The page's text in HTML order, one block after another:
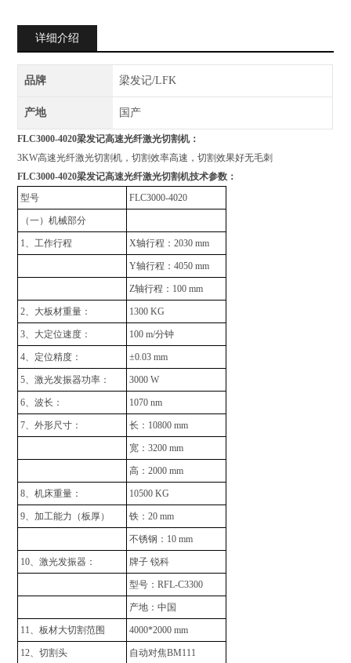
详细介绍
品牌 梁发记/LFK
产地 国产
FLC3000-4020梁发记高速光纤激光切割机：
3KW高速光纤激光切割机，切割效率高速，切割效果好无毛刺
FLC3000-4020梁发记高速光纤激光切割机技术参数：
型号
FLC3000-4020
（一）机械部分
1、工作行程 X轴行程：2030 mm
Y轴行程：4050 mm
Z轴行程：100 mm
2、大板材重量： 1300 KG
3、大定位速度： 100 m/分钟
4、定位精度： ±0.03 mm
5、激光发振器功率： 3000 W
6、波长： 1070 nm
7、外形尺寸： 长：10800 mm
宽：3200 mm
高：2000 mm
8、机床重量： 10500 KG
9、加工能力（板厚） 铁：20 mm
不锈钢：10 mm
10、激光发振器： 牌子 锐科
型号：RFL-C3300
产地：中国
11、板材大切割范围 4000*2000 mm
12、切割头 自动对焦BM111